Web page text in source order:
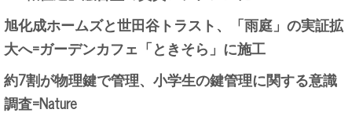
旭化成ホームズと世田谷トラスト、「雨庭」の実証拡
大へ=ガーデンカフェ「ときそら」に施工
約7割が物理鍵で管理、小学生の鍵管理に関する意識
調査=Nature